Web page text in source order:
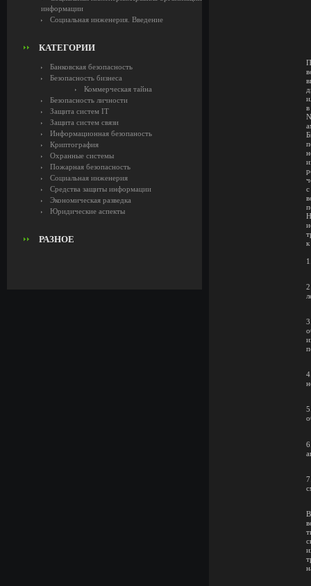
информации
Социальная инженерия. Введение
КАТЕГОРИИ
Банковская безопасность
Безопасность бизнеса
Коммерческая тайна
Безопасность личности
Защита систем IT
Защита систем связи
Информационная безопаность
Криптография
Охранные системы
Пожарная безопасность
Социальная инженерия
Средства защиты информации
Экономическая разведка
Юридические аспекты
РАЗНОЕ
с